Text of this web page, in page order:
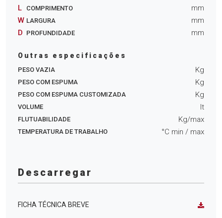
L COMPRIMENTO
mm
W LARGURA
mm
D PROFUNDIDADE mm
Outras especificações
PESO VAZIA Kg
PESO COM ESPUMA Kg
PESO COM ESPUMA CUSTOMIZADA Kg
VOLUME lt
FLUTUABILIDADE Kg/max
TEMPERATURA DE TRABALHO °C min / max
Descarregar
FICHA TÉCNICA BREVE